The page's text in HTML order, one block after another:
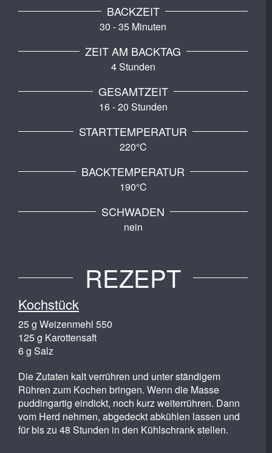
BACKZEIT
30 - 35 Minuten
ZEIT AM BACKTAG
4 Stunden
GESAMTZEIT
16 - 20 Stunden
STARTTEMPERATUR
220°C
BACKTEMPERATUR
190°C
SCHWADEN
nein
REZEPT
Kochstück
25 g Weizenmehl 550
125 g Karottensaft
6 g Salz
Die Zutaten kalt verrühren und unter ständigem
Rühren zum Kochen bringen. Wenn die Masse
puddingartig eindickt, noch kurz weiterrühren. Dann
vom Herd nehmen, abgedeckt abkühlen lassen und
für bis zu 48 Stunden in den Kühlschrank stellen.